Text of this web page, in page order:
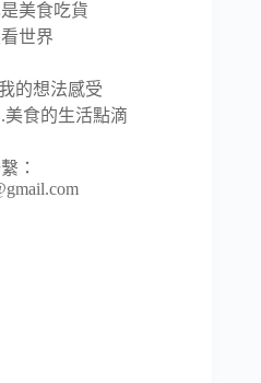
美食吃貨
世界
的想法感受
食的生活點滴
：